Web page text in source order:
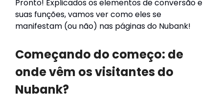
Pronto! Explicados os elementos de conversão e
suas funções, vamos ver como eles se
manifestam (ou não) nas páginas do Nubank!
Começando do começo: de
onde vêm os visitantes do
Nubank?